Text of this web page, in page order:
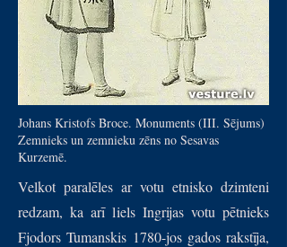
Johans Kristofs Broce. Monuments (III. Sējums)
Zemnieks un zemnieku zēns no Sesavas
Kurzemē.
Velkot paralēles ar votu etnisko dzimteni
redzam, ka arī liels Ingrijas votu pētnieks
Fjodors Tumanskis 1780-jos gados rakstīja,